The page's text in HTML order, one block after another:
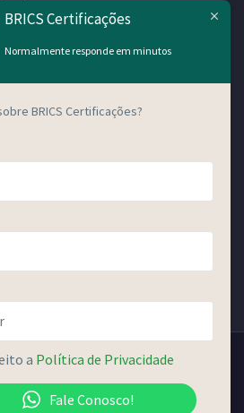
ESTADUAIS
DENÚNCIAS
BRICS Certificações
Normalmente responde em minutos
BRICS Certificações?
a Política de Privacidade
Fale Conosco!